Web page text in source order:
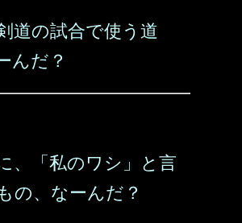
道の試合で使う道
んだ？
、「私のワシ」と言
の、なーんだ？